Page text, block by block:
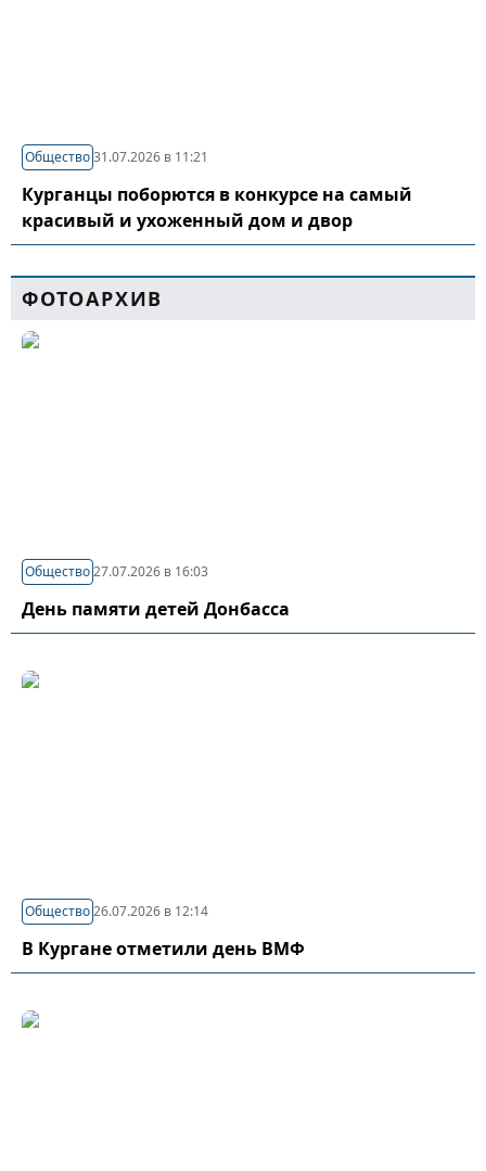
Общество31.07.2026 в 11:21
Курганцы поборются в конкурсе на самый
красивый и ухоженный дом и двор
ФОТОАРХИВ
Общество27.07.2026 в 16:03
День памяти детей Донбасса
Общество26.07.2026 в 12:14
В Кургане отметили день ВМФ